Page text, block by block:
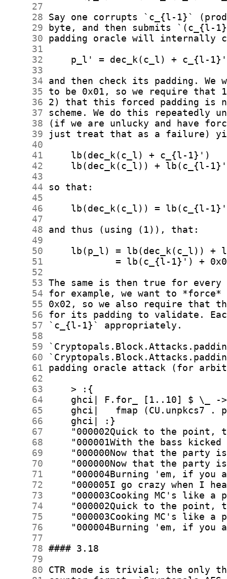
     27
     28
     29
     30
     31
     32
     33
     34
     35
     36
     37
     38
     39
     40
     41
     42
     43
     44
     45
     46
     47
     48
     49
     50
     51
     52
     53
     54
     55
     56
     57
     58
     59
     60
     61
     62
     63
     64
     65
     66
     67
     68
     69
     70
     71
     72
     73
     74
     75
     76
     77
     78
     79
     80